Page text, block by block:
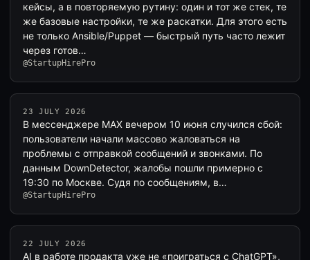
кейсы, а в повторяемую рутину: один и тот же стек, те
же базовые настройки, те же раскатки. Для этого есть
не только Ansible/Puppet — быстрый путь часто лежит
через готов…
@StartupHirePro
23 JULY 2026
В мессенджере MAX вечером 10 июня случился сбой:
пользователи начали массово жаловаться на
проблемы с отправкой сообщений и звонками. По
данным DownDetector, жалобы пошли примерно с
19:30 по Москве. Судя по сообщениям, в…
@StartupHirePro
22 JULY 2026
AI в работе продакта уже не «поиграться с ChatGPT»,